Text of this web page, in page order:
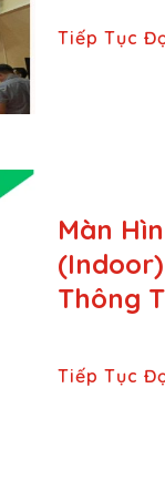
Tiếp Tục
Màn
Thông
Tiếp Tục